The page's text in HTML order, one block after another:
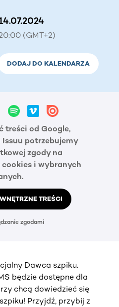
(GMT+2)
DODAJ DO KALENDARZA
treści od Google,
potrzebujemy
zgody na
i wybranych
TREŚCI
zgodami
Dawca szpiku.
będzie dostępne dla
chcą dowiedzieć się
Przyjdź, przybij z